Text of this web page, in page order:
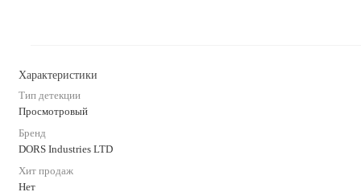
Характеристики
Тип детекции
Просмотровый
Бренд
DORS Industries LTD
Хит продаж
Нет